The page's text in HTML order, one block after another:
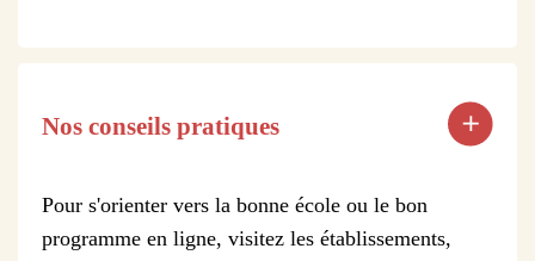
Nos conseils pratiques
Pour s'orienter vers la bonne école ou le bon
programme en ligne, visitez les établissements,